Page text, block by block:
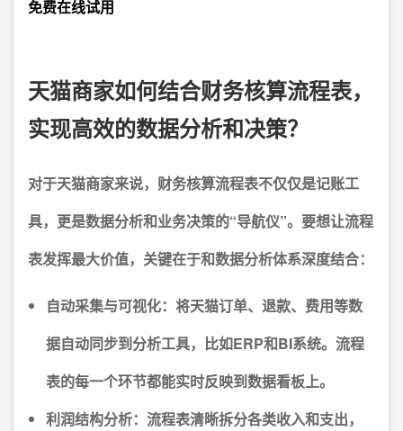
免费在线试用
天猫商家如何结合财务核算流程表，
实现高效的数据分析和决策？
对于天猫商家来说，财务核算流程表不仅仅是记账工
具，更是数据分析和业务决策的“导航仪”。要想让流程
表发挥最大价值，关键在于和数据分析体系深度结合：
自动采集与可视化：将天猫订单、退款、费用等数
据自动同步到分析工具，比如ERP和BI系统。流程
表的每一个环节都能实时反映到数据看板上。
利润结构分析：流程表清晰拆分各类收入和支出，